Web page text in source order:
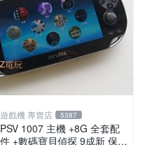
遊戲機 專賣店 5387
PSV 1007 主機 +8G 全套配
件 +數碼寶貝偵探 9成新 保修